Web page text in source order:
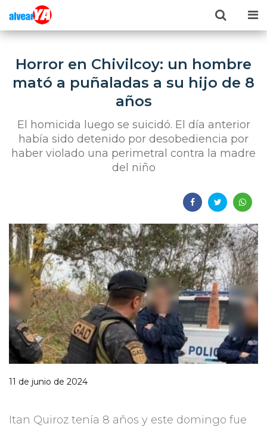
Horror en Chivilcoy: un hombre
mató a puñaladas a su hijo de 8
años
El homicida luego se suicidó. El día anterior
había sido detenido por desobediencia por
haber violado una perimetral contra la madre
del niño
11 de junio de 2024
Itan Quiroz tenía 8 años y este domingo fue